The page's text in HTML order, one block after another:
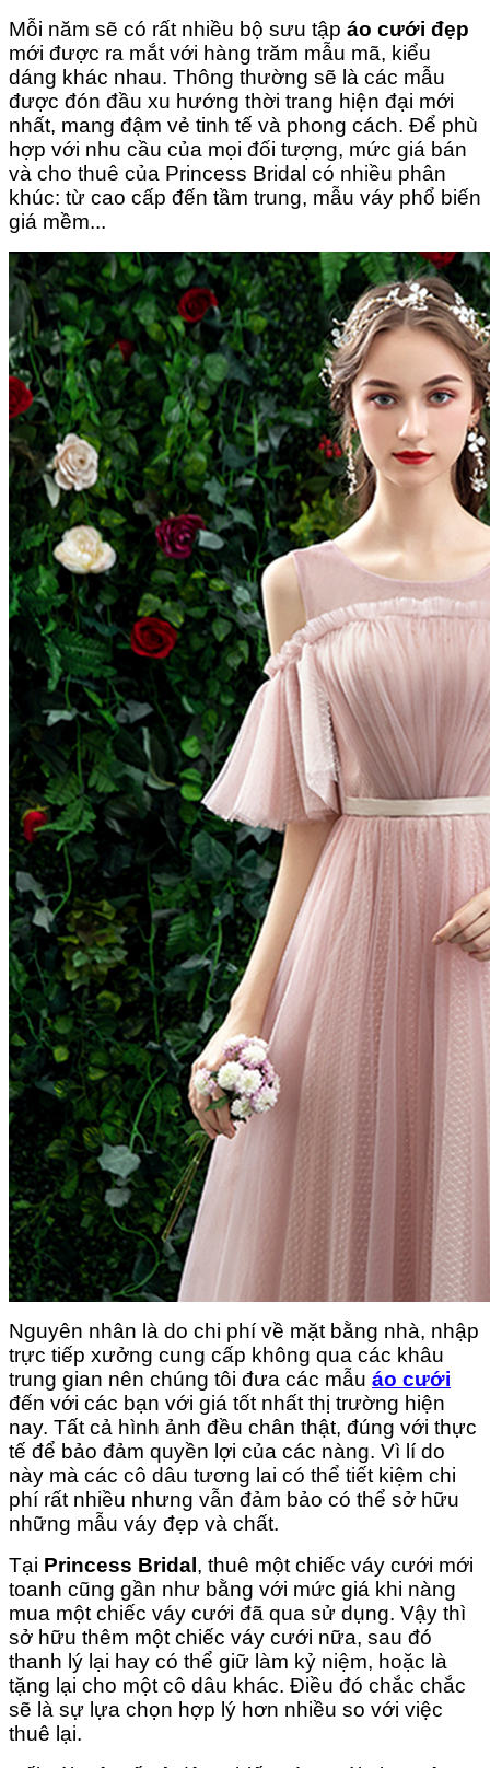
Mỗi năm sẽ có rất nhiều bộ sưu tập áo cưới đẹp
mới được ra mắt với hàng trăm mẫu mã, kiểu
dáng khác nhau. Thông thường sẽ là các mẫu
được đón đầu xu hướng thời trang hiện đại mới
nhất, mang đậm vẻ tinh tế và phong cách. Để phù
hợp với nhu cầu của mọi đối tượng, mức giá bán
và cho thuê của Princess Bridal có nhiều phân
khúc: từ cao cấp đến tầm trung, mẫu váy phổ biến
giá mềm...
Nguyên nhân là do chi phí về mặt bằng nhà, nhập
trực tiếp xưởng cung cấp không qua các khâu
trung gian nên chúng tôi đưa các mẫu áo cưới
đến với các bạn với giá tốt nhất thị trường hiện
nay. Tất cả hình ảnh đều chân thật, đúng với thực
tế để bảo đảm quyền lợi của các nàng. Vì lí do
này mà các cô dâu tương lai có thể tiết kiệm chi
phí rất nhiều nhưng vẫn đảm bảo có thể sở hữu
những mẫu váy đẹp và chất.
Tại Princess Bridal , thuê một chiếc váy cưới mới
toanh cũng gần như bằng với mức giá khi nàng
mua một chiếc váy cưới đã qua sử dụng. Vậy thì
sở hữu thêm một chiếc váy cưới nữa, sau đó
thanh lý lại hay có thể giữ làm kỷ niệm, hoặc là
tặng lại cho một cô dâu khác. Điều đó chắc chắc
sẽ là sự lựa chọn hợp lý hơn nhiều so với việc
thuê lại.